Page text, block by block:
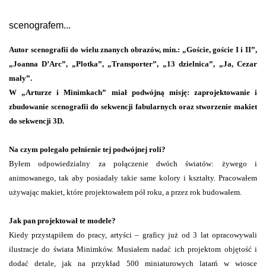
scenografem...
Autor scenografii do wielu znanych obrazów, min.: „Goście, goście I i II”,
„Joanna D’Arc”, „Plotka”, „Transporter”, „13 dzielnica”, „Ja, Cezar
mały”.
W „Arturze i Minimkach” miał podwójną misję: zaprojektowanie i
zbudowanie scenografii do sekwencji fabularnych oraz stworzenie makiet
do sekwencji 3D.
Na czym polegało pełnienie tej podwójnej roli?
Byłem odpowiedzialny za połączenie dwóch światów: żywego i
animowanego, tak aby posiadały takie same kolory i kształty. Pracowałem
używając makiet, które projektowałem pół roku, a przez rok budowałem.
Jak pan projektował te modele?
Kiedy przystąpiłem do pracy, artyści – graficy już od 3 lat opracowywali
ilustracje do świata Minimków. Musiałem nadać ich projektom objętość i
dodać detale, jak na przykład 500 miniaturowych latarń w wiosce